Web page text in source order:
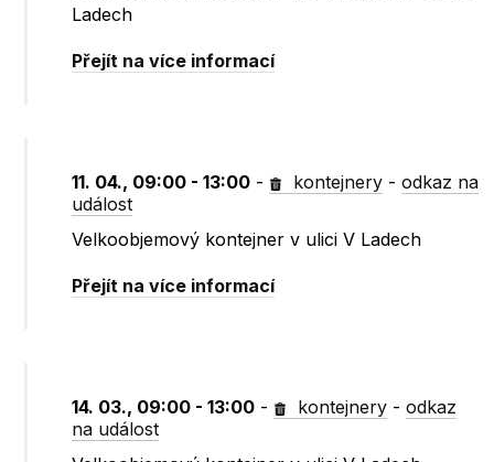
Ladech
Přejít na více informací
11. 04., 09:00 - 13:00 - kontejnery -odkaz na
událost
Velkoobjemový kontejner v ulici V Ladech
Přejít na více informací
14. 03., 09:00 - 13:00 - kontejnery -odkaz
na událost